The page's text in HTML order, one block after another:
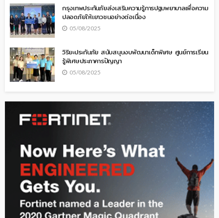
กรุงเทพประกันภัยส่งเสริมความรู้การปฐมพยาบาลเพื่อความ
ปลอดภัยให้เยาวชนอย่างต่อเนื่อง
05/08/2025
วิริยะประกันภัย สนับสนุนงบพัฒนาเด็กพิเศษ ศูนย์การเรียน
รู้พิเศษประภาคารปัญญา
05/08/2025